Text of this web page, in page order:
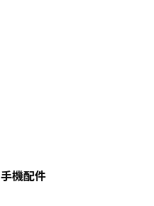
手機配件